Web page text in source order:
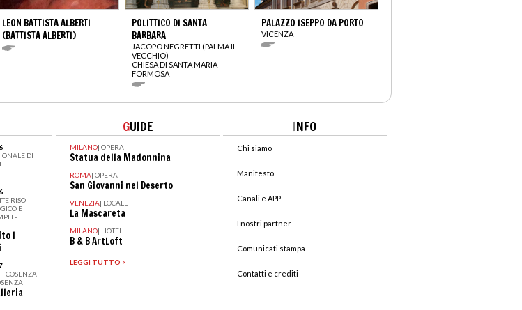
LEON BATTISTA ALBERTI
(BATTISTA ALBERTI)
POLITTICO DI SANTA
BARBARA
JACOPO NEGRETTI (PALMA IL
VECCHIO)
CHIESA DI SANTA MARIA
FORMOSA
PALAZZO ISEPPO DA PORTO
VICENZA
DI
RISO -
E
-
I
I COSENZA
GUIDE
MILANO| OPERA
Statua della Madonnina
ROMA| OPERA
San Giovanni nel Deserto
VENEZIA| LOCALE
La Mascareta
MILANO| HOTEL
B & B ArtLoft
LEGGI TUTTO >
INFO
Chi siamo
Manifesto
Canali e APP
I nostri partner
Comunicati stampa
Contatti e crediti